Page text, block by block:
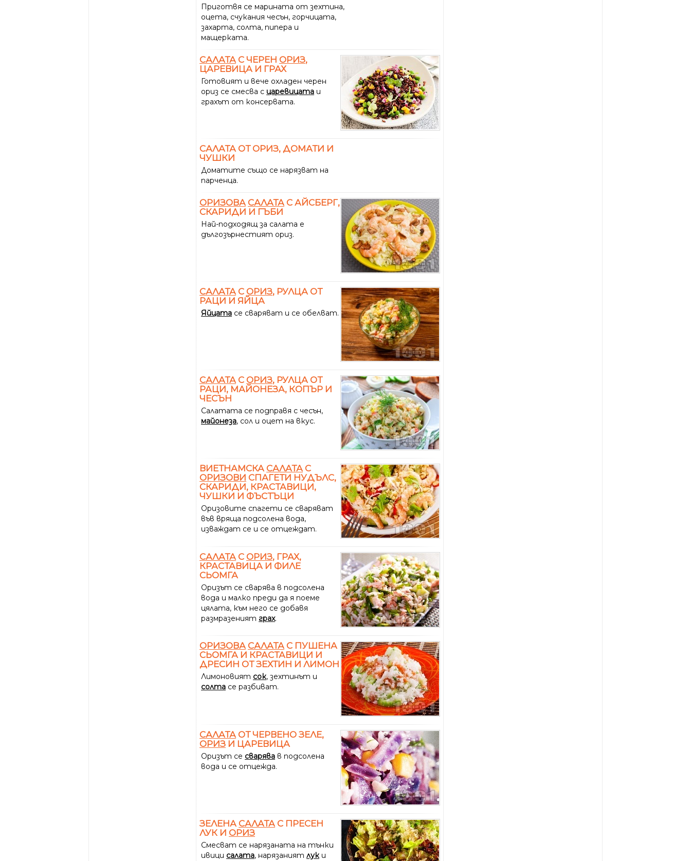
Приготвя се марината от зехтина,
оцета, счукания чесън, горчицата,
захарта, солта, пипера и
мащерката.
САЛАТА С ЧЕРЕН ОРИЗ,
ЦАРЕВИЦА И ГРАХ
Готовият и вече охладен черен
ориз се смесва с царевицата и
грахът от консервата.
САЛАТА ОТ ОРИЗ, ДОМАТИ И
ЧУШКИ
Доматите също се нарязват на
парченца.
ОРИЗОВА САЛАТА С АЙСБЕРГ,
СКАРИДИ И ГЪБИ
Най-подходящ за салата е
дългозърнестият ориз.
САЛАТА С ОРИЗ, РУЛЦА ОТ
РАЦИ И ЯЙЦА
Яйцата се сваряват и се обелват.
САЛАТА С ОРИЗ, РУЛЦА ОТ
РАЦИ, МАЙОНЕЗА, КОПЪР И
ЧЕСЪН
Салатата се подправя с чесън,
майонеза, сол и оцет на вкус.
ВИЕТНАМСКА САЛАТА С
ОРИЗОВИ СПАГЕТИ НУДЪЛС,
СКАРИДИ, КРАСТАВИЦИ,
ЧУШКИ И ФЪСТЪЦИ
Оризовите спагети се сваряват
във вряща подсолена вода,
изваждат се и се отцеждат.
САЛАТА С ОРИЗ, ГРАХ,
КРАСТАВИЦА И ФИЛЕ
СЬОМГА
Оризът се сварява в подсолена
вода и малко преди да я поеме
цялата, към него се добавя
размразеният грах.
ОРИЗОВА САЛАТА С ПУШЕНА
СЬОМГА И КРАСТАВИЦИ И
ДРЕСИН ОТ ЗЕХТИН И ЛИМОН
Лимоновият сок, зехтинът и
солта се разбиват.
САЛАТА ОТ ЧЕРВЕНО ЗЕЛЕ,
ОРИЗ И ЦАРЕВИЦА
Оризът се сварява в подсолена
вода и се отцежда.
ЗЕЛЕНА САЛАТА С ПРЕСЕН
ЛУК И ОРИЗ
Смесват се нарязаната на тънки
ивици салата, нарязаният лук и